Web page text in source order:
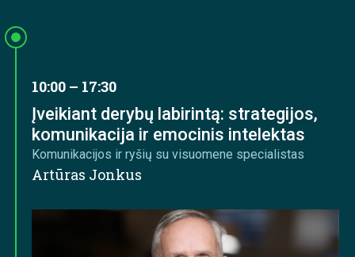
10:00 – 17:30
Įveikiant derybų labirintą: strategijos,
komunikacija ir emocinis intelektas
Komunikacijos ir ryšių su visuomene specialistas
Artūras Jonkus